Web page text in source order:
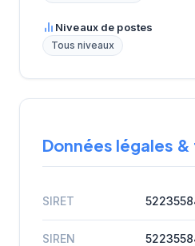
Niveaux de postes
Tous niveaux
Données légales
SIRET
SIREN